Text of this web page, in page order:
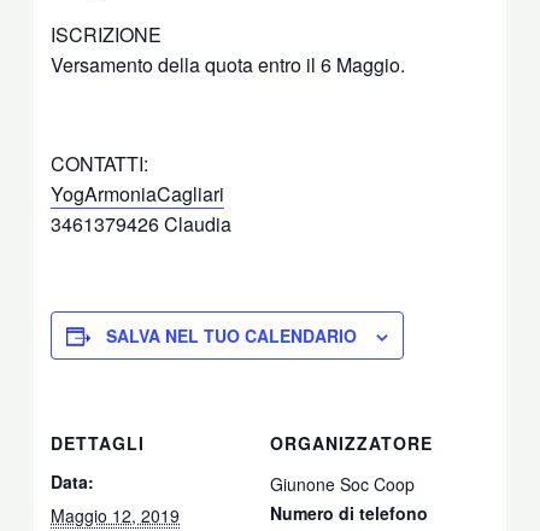
ISCRIZIONE
Versamento della quota entro il 6 Maggio.
CONTATTI:
YogArmoniaCagliari
3461379426 Claudia
SALVA NEL TUO CALENDARIO
DETTAGLI
Data:
Maggio 12, 2019
ORGANIZZATORE
Giunone Soc Coop
Numero di telefono